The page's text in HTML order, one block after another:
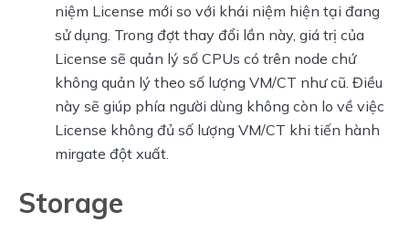
niệm License mới so với khái niệm hiện tại đang
sử dụng. Trong đợt thay đổi lần này, giá trị của
License sẽ quản lý số CPUs có trên node chứ
không quản lý theo số lượng VM/CT như cũ. Điều
này sẽ giúp phía người dùng không còn lo về việc
License không đủ số lượng VM/CT khi tiến hành
mirgate đột xuất.
Storage